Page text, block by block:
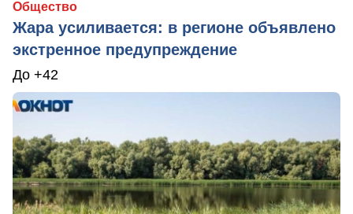
Общество
Жара усиливается: в регионе объявлено
экстренное предупреждение
До +42